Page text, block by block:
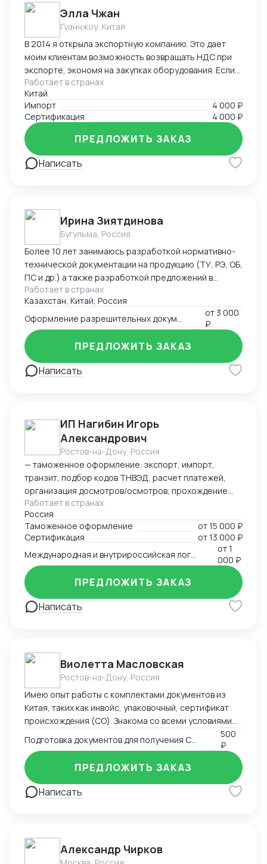
Элла Чжан
Гуанчжоу, Китай
В 2014 я открыла экспортную компанию. Это дает
моим клиентам возможность возвращать НДС при
экспорте, экономя на закупках оборудования. Если
вы собираетесь в Китай на выставку, семинар,
конференцию или для проведения бизнес-встреч, и
вам требуются услуги профессионального
переводчика - обращайтесь в любое время!
Работает в странах
Китай
Импорт
4 000 ₽
Сертификация
4 000 ₽
Написать
ПРЕДЛОЖИТЬ ЗАКАЗ
Ирина Зиятдинова
Бугульма, Россия
Более 10 лет занимаюсь разработкой нормативно-
технической документации на продукцию (ТУ, РЭ, ОБ,
ПС и др.) а также разработкой предложений в
проекты стандартов ГОСТ и ГОСТ Р (ГОСТ 9.603,
ГОСТ 9.109, изменений ГОСТ Р 55990 и др.) Имею
большой опыт разработки ТУ, которые прошли
согласование в Газпром, Роснефть, РМРС. Так же
имею большой опыт в проведении
сертификационных работ и получение
разрешительной документации на продукцию по
Работает в странах
Казахстан, Китай, Россия
от 3 000
₽
Написать
ПРЕДЛОЖИТЬ ЗАКАЗ
ИП Нагибин Игорь
Александрович
Ростов-на-Дону, Россия
— таможенное оформление: экспорт, импорт,
транзит, подбор кодов ТНВЭД, расчет платежей,
организация досмотров/осмотров, прохождение
доп. проверок, возврат обеспечения; — логистика:
авто, авиа, морской транспорт, ж/д; — консалтинг
и сопровождение по таможенным процедурам,
валютному контролю и бухгалтерии;
— бухгалтерский аутсорсинг; — получение
разрешительной документации: сертификаты,
разрешения.
Работает в странах
Россия
Таможенное оформление
от15 000 ₽
Сертификация
от13 000 ₽
от1
000 ₽
Написать
ПРЕДЛОЖИТЬ ЗАКАЗ
Виолетта Масловская
Ростов-на-Дону, Россия
Имею опыт работы с комплектами документов из
Китая, таких как инвойс, упаковочный, сертификат
происхождения (СО). Знакома со всеми условиями
перевозки разным видом транспорта. Я размещала
заказ на китайском заводе и далее вела его все
время, до прихода на склад в России. Производство -
> документы -> отгрузка -> разрешительная
документация РФ -> таможенное оформление ->
заводами о сроках производства, недочетах,
платежах. Также имею опыт работы в эскортных
500
₽
Написать
ПРЕДЛОЖИТЬ ЗАКАЗ
Александр Чирков